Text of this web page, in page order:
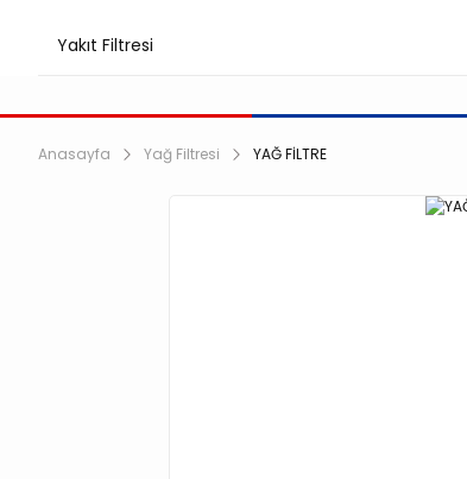
Yakıt Filtresi
Anasayfa Yağ Filtresi YAĞ FİLTRE